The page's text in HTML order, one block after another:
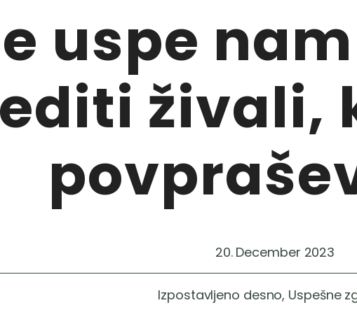
uspe
živali,
20. December 2023
Izpostavljeno desno, Uspešne